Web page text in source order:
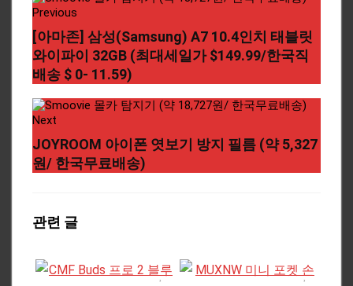
Previous
[아마존] 삼성(Samsung) A7 10.4인치 태블릿
와이파이 32GB (최대세일가 $149.99/한국직
배송 $ 0- 11.59)
Next
JOYROOM 아이폰 엿보기 방지 필름 (약 5,327
원/ 한국무료배송)
관련 글